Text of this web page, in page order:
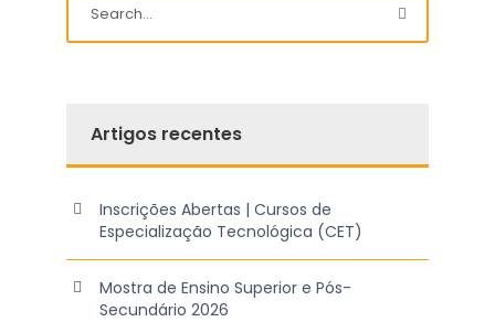
Artigos recentes
Inscrições Abertas | Cursos de
Especialização Tecnológica (CET)
Mostra de Ensino Superior e Pós-
Secundário 2026